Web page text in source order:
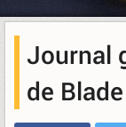
Journal
de